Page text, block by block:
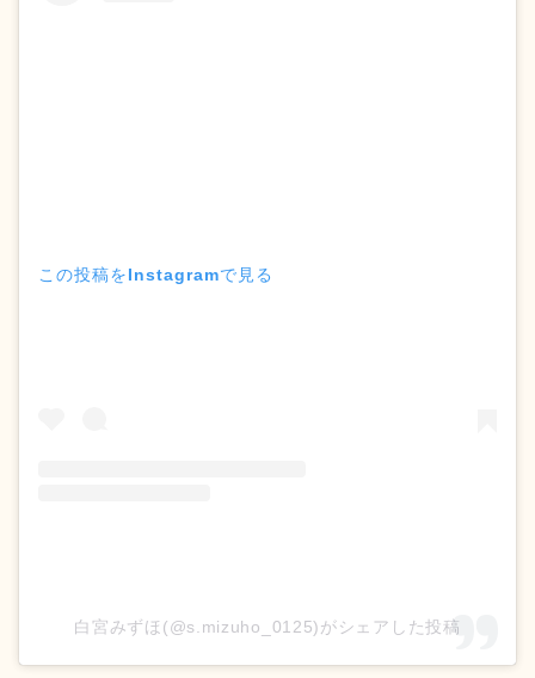
この投稿をInstagramで見る
白宮みずほ(@s.mizuho_0125)がシェアした投稿